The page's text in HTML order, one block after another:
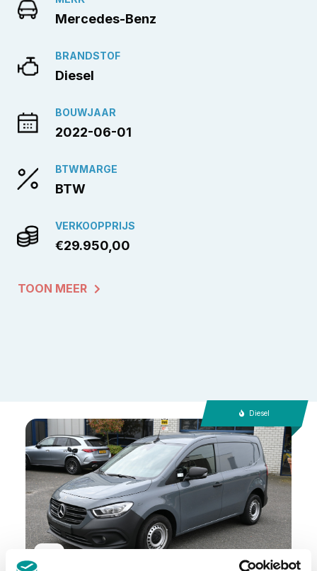
Mercedes-Benz
BRANDSTOF
Diesel
BOUWJAAR
2022-06-01
BTWMARGE
BTW
VERKOOPPRIJS
€29.950,00
TOON MEER
Diesel